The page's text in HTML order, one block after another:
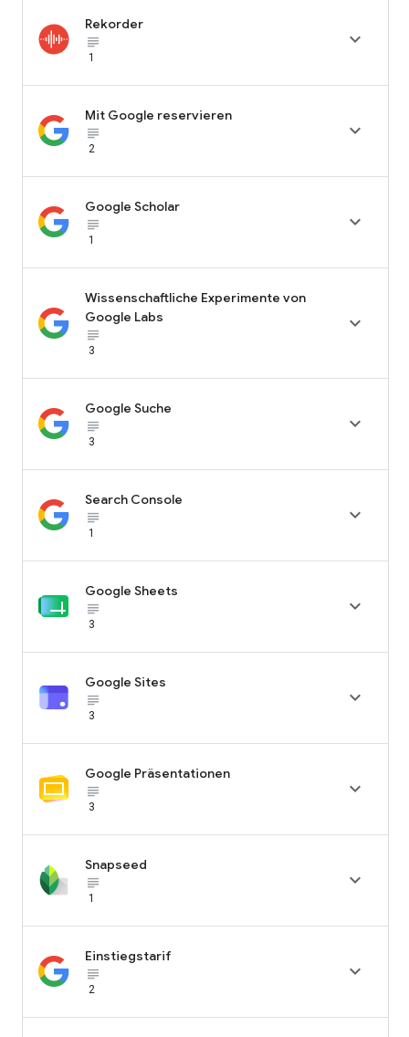
Rekorder
subject_black
1

Mit Google reservieren
subject_black
2

Google Scholar
subject_black
1

Wissenschaftliche Experimente von
Google Labs
subject_black
3

Google Suche
subject_black
3

Search Console
subject_black
1

Google Sheets
subject_black
3

Google Sites
subject_black
3

Google Präsentationen
subject_black
3

Snapseed
subject_black
1

Einstiegstarif
subject_black
2
